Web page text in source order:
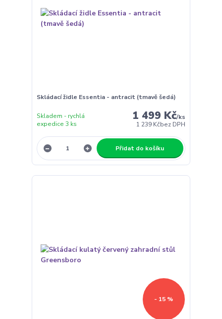
Skládací židle Essentia - antracit (tmavě šedá)
1 499 Kč/ks
1 239 Kčbez DPH
Skladem - rychlá
expedice 3 ks
Přidat do košíku
- 15 %